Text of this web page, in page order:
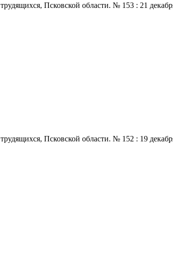
Псковской области. № 153 : 21
Псковской области. № 152 : 19